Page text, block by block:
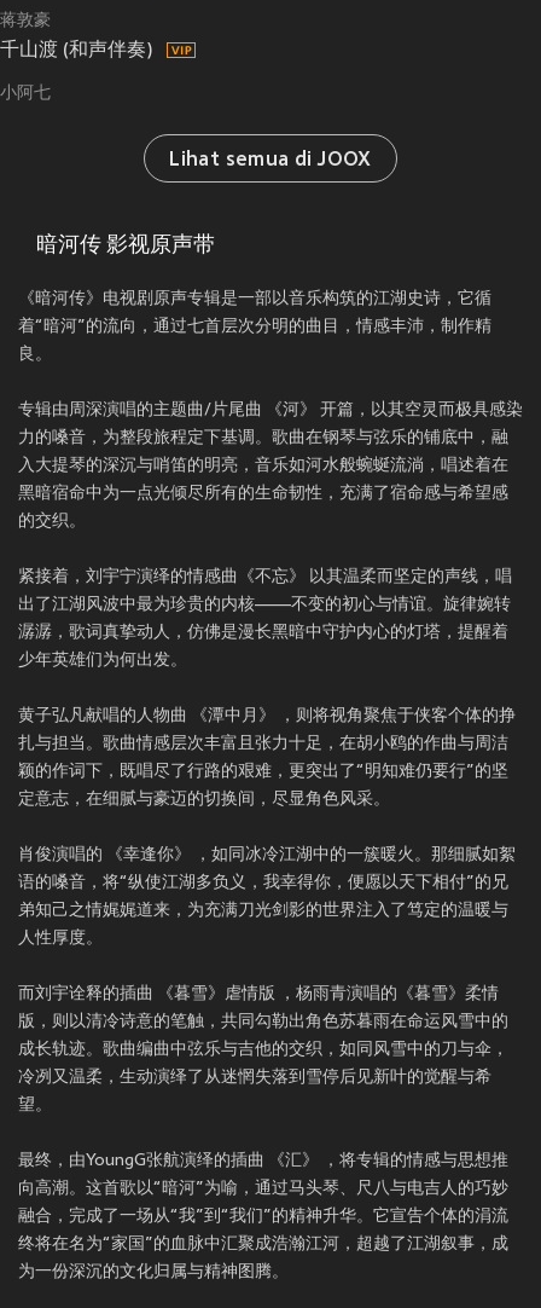
蒋敦豪
千山渡 (和声伴奏)
小阿七
Lihat semua di JOOX
暗河传 影视原声带
《暗河传》电视剧原声专辑是一部以音乐构筑的江湖史诗，它循
着“暗河”的流向，通过七首层次分明的曲目，情感丰沛，制作精
良。
专辑由周深演唱的主题曲/片尾曲 《河》 开篇，以其空灵而极具感染
力的嗓音，为整段旅程定下基调。歌曲在钢琴与弦乐的铺底中，融
入大提琴的深沉与哨笛的明亮，音乐如河水般蜿蜒流淌，唱述着在
黑暗宿命中为一点光倾尽所有的生命韧性，充满了宿命感与希望感
的交织。
紧接着，刘宇宁演绎的情感曲《不忘》 以其温柔而坚定的声线，唱
出了江湖风波中最为珍贵的内核——不变的初心与情谊。旋律婉转
潺潺，歌词真挚动人，仿佛是漫长黑暗中守护内心的灯塔，提醒着
少年英雄们为何出发。
黄子弘凡献唱的人物曲 《潭中月》 ，则将视角聚焦于侠客个体的挣
扎与担当。歌曲情感层次丰富且张力十足，在胡小鸥的作曲与周洁
颖的作词下，既唱尽了行路的艰难，更突出了“明知难仍要行”的坚
定意志，在细腻与豪迈的切换间，尽显角色风采。
肖俊演唱的 《幸逢你》 ，如同冰冷江湖中的一簇暖火。那细腻如絮
语的嗓音，将“纵使江湖多负义，我幸得你，便愿以天下相付”的兄
弟知己之情娓娓道来，为充满刀光剑影的世界注入了笃定的温暖与
人性厚度。
而刘宇诠释的插曲 《暮雪》虐情版 ，杨雨青演唱的《暮雪》柔情
版，则以清冷诗意的笔触，共同勾勒出角色苏暮雨在命运风雪中的
成长轨迹。歌曲编曲中弦乐与吉他的交织，如同风雪中的刀与伞，
冷冽又温柔，生动演绎了从迷惘失落到雪停后见新叶的觉醒与希
望。
最终，由YoungG张航演绎的插曲 《汇》 ，将专辑的情感与思想推
向高潮。这首歌以“暗河”为喻，通过马头琴、尺八与电吉人的巧妙
融合，完成了一场从“我”到“我们”的精神升华。它宣告个体的涓流
终将在名为“家国”的血脉中汇聚成浩瀚江河，超越了江湖叙事，成
为一份深沉的文化归属与精神图腾。